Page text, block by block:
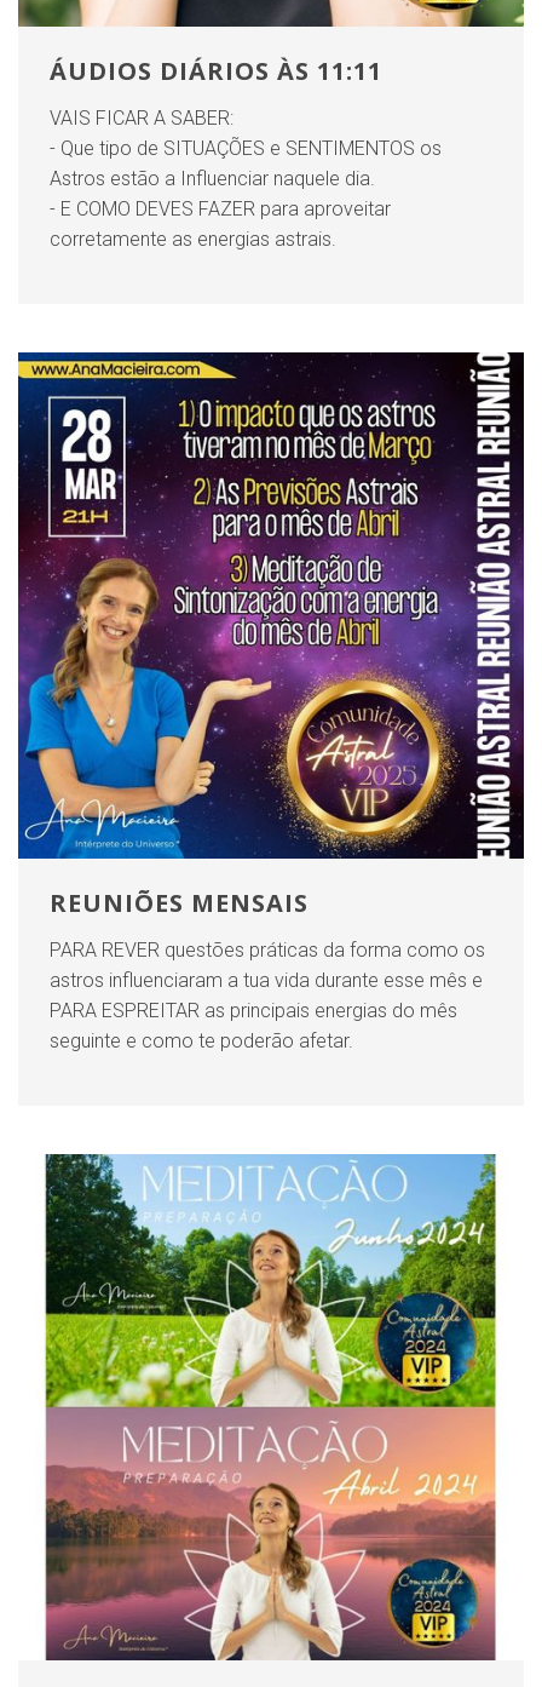
ÁUDIOS DIÁRIOS ÀS 11:11
VAIS FICAR A SABER:
- Que tipo de SITUAÇÕES e SENTIMENTOS os
Astros estão a Influenciar naquele dia.
- E COMO DEVES FAZER para aproveitar
corretamente as energias astrais.
REUNIÕES MENSAIS
PARA REVER questões práticas da forma como os
astros influenciaram a tua vida durante esse mês e
PARA ESPREITAR as principais energias do mês
seguinte e como te poderão afetar.